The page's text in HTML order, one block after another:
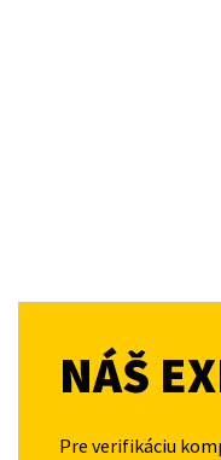
NÁŠ
Pre verifikáciu